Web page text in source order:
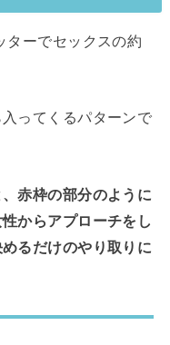
ターでセックスの約
ってくるパターンで
赤枠の部分のように
からアプローチをし
るだけのやり取りに